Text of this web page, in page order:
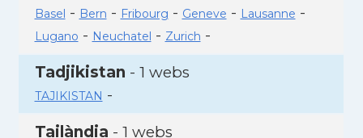
Basel - Bern - Fribourg - Geneve - Lausanne -
Lugano - Neuchatel - Zurich -
Tadjikistan - 1 webs
TAJIKISTAN -
Tailàndia - 1 webs